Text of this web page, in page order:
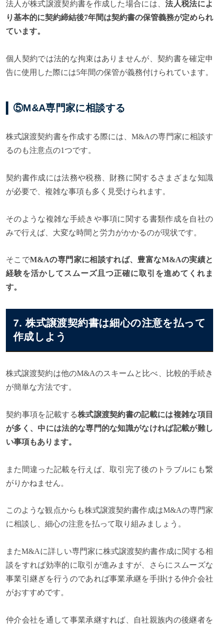
法人が株式譲渡契約書を作成した場合には、法人税法によ
り基本的に契約締結後7年間は契約書の保管義務が定められ
ています。
個人契約では法的な拘束はありませんが、契約書を確定申
告に使用した際には5年間の保管が義務付けられています。
⑤M&A専門家に相談する
株式譲渡契約書を作成する際には、M&Aの専門家に相談す
るのも注意点の1つです。
契約書作成には法務や税務、財務に関するさまざまな知識
が必要で、複雑な事項も多く見受けられます。
そのような複雑な手続きや事項に関する書類作成を自社の
みで行えば、大変な時間と労力がかかるのが現状です。
そこでM&Aの専門家に相談すれば、豊富なM&Aの実績と
経験を活かしてスムーズ且つ正確に取引を進めてくれま
す。
7. 株式譲渡契約書は細心の注意を払って
作成しよう
株式譲渡契約は他のM&Aのスキームと比べ、比較的手続き
が簡単な方法です。
契約事項を記載する株式譲渡契約書の記載には複雑な項目
が多く、中には法的な専門的な知識がなければ記載が難し
い事項もあります。
また間違った記載を行えば、取引完了後のトラブルにも繋
がりかねません。
このような観点からも株式譲渡契約書作成はM&Aの専門家
に相談し、細心の注意を払って取り組みましょう。
またM&Aに詳しい専門家に株式譲渡契約書作成に関する相
談をすれば効率的に取引が進みますが、さらにスムーズな
事業引継ぎを行うのであれば事業承継を手掛ける仲介会社
がおすすめです。
仲介会社を通して事業承継すれば、自社親族内の後継者を